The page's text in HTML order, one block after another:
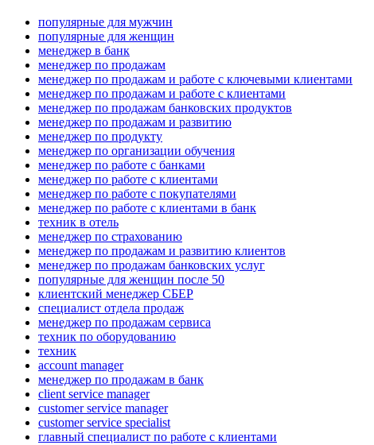
популярные для мужчин
популярные для женщин
менеджер в банк
менеджер по продажам
менеджер по продажам и работе с ключевыми клиентами
менеджер по продажам и работе с клиентами
менеджер по продажам банковских продуктов
менеджер по продажам и развитию
менеджер по продукту
менеджер по организации обучения
менеджер по работе с банками
менеджер по работе с клиентами
менеджер по работе с покупателями
менеджер по работе с клиентами в банк
техник в отель
менеджер по страхованию
менеджер по продажам и развитию клиентов
менеджер по продажам банковских услуг
популярные для женщин после 50
клиентский менеджер СБЕР
специалист отдела продаж
менеджер по продажам сервиса
техник по оборудованию
техник
account manager
менеджер по продажам в банк
client service manager
customer service manager
customer service specialist
главный специалист по работе с клиентами